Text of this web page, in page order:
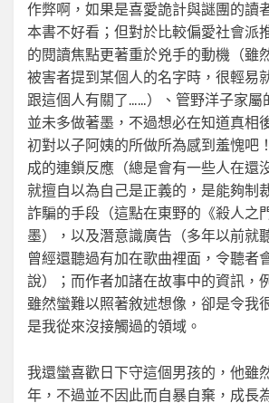
作弊啊，如果是喜愛詭計與謎團的讀
本書不好看；但對於比較偏愛社會派
的閱讀焦點更著重於兇手的動機（雖
被害者提到某個人的名字時，很輕易
跟這個人有關了……）、管野洋子家屬
並未多做著墨，不過想必在知道真相
初對以子阿姨的所做所為感到羞愧吧
成的連鎖反應（總是會有一些人在還
就擅自以為自己是正義的，是能夠制
詐騙的手段（這點在東野的《殺人之
墨），以及潛意識廣告（多年以前就
曾經還聽過有加在歌曲裡面，令聽者
說）；而作者加諸在故事中的資訊，
雖然蠻難以照著敘述想像，卻是令我
是我從來沒接觸過的領域。
我還蠻喜歡日下守這個男孩的，他雖
年，不過並不因此而自暴自棄，成長